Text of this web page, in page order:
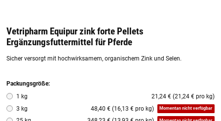
Vetripharm Equipur zink forte Pellets
Ergänzungsfuttermittel für Pferde
Sicher versorgt mit hochwirksamem, organischem Zink und Selen.
Packungsgröße:
1 kg
21,24 € (21,24 € pro kg)
3 kg
48,40 € (16,13 € pro kg) Momentan nicht verfügbar